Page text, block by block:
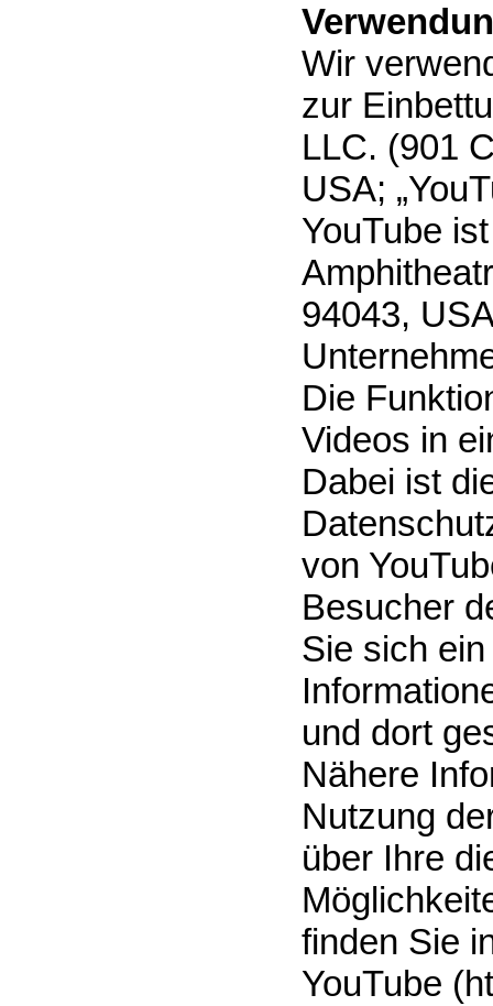
Wir
zur
LLC. (901
USA;
YouTube
94043,
Die
Videos in
Dabei ist
von
Besucher
Sie sich
und dort
Nähere
Nutzung
über Ihre
finden Sie
YouTube